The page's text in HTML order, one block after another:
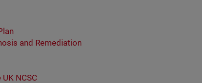
and Remediation
NCSC